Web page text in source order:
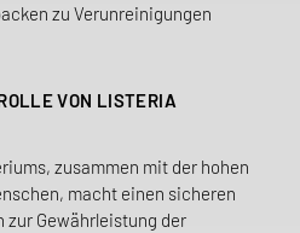
zu Verunreinigungen
VON LISTERIA
zusammen mit der hohen
macht einen sicheren
Gewährleistung der